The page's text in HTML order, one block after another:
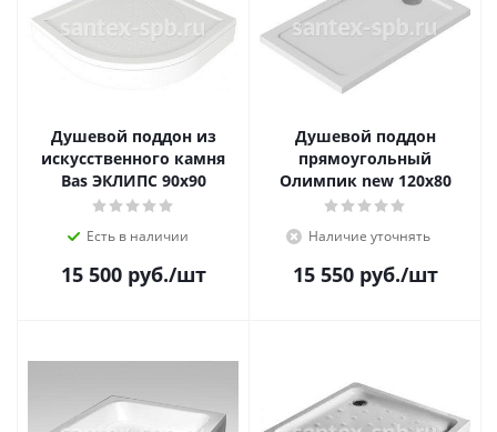
Душевой поддон из
искусственного камня
Bas ЭКЛИПС 90х90
Есть в наличии
15 500руб./шт
Душевой поддон
прямоугольный
Олимпик new 120х80
Наличие уточнять
15 550руб./шт